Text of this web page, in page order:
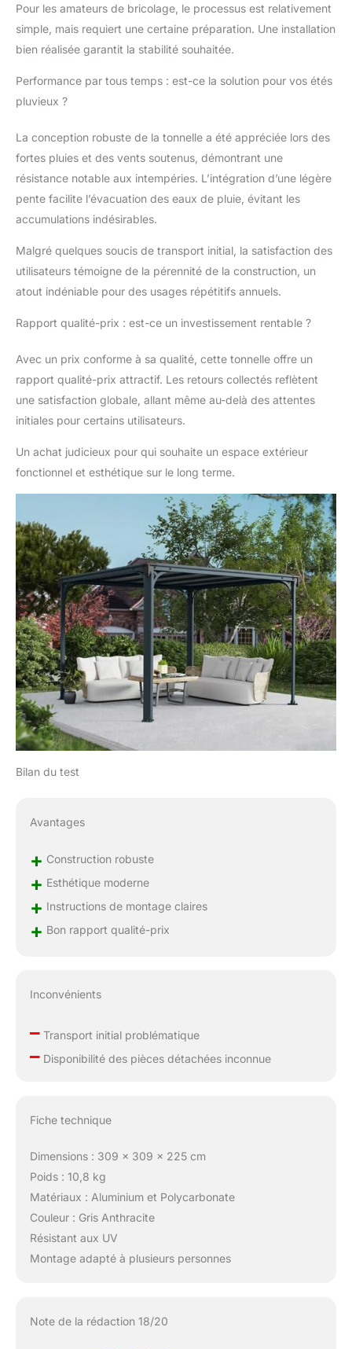
Pour les amateurs de bricolage, le processus est relativement
simple, mais requiert une certaine préparation. Une installation
bien réalisée garantit la stabilité souhaitée.
Performance par tous temps : est-ce la solution pour vos étés
pluvieux ?
La conception robuste de la tonnelle a été appréciée lors des
fortes pluies et des vents soutenus, démontrant une
résistance notable aux intempéries. L’intégration d’une légère
pente facilite l’évacuation des eaux de pluie, évitant les
accumulations indésirables.
Malgré quelques soucis de transport initial, la satisfaction des
utilisateurs témoigne de la pérennité de la construction, un
atout indéniable pour des usages répétitifs annuels.
Rapport qualité-prix : est-ce un investissement rentable ?
Avec un prix conforme à sa qualité, cette tonnelle offre un
rapport qualité-prix attractif. Les retours collectés reflètent
une satisfaction globale, allant même au-delà des attentes
initiales pour certains utilisateurs.
Un achat judicieux pour qui souhaite un espace extérieur
fonctionnel et esthétique sur le long terme.
Bilan du test
Avantages
+ Construction robuste
+ Esthétique moderne
+ Instructions de montage claires
+ Bon rapport qualité-prix
Inconvénients
–Transport initial problématique
–Disponibilité des pièces détachées inconnue
Fiche technique
Dimensions : 309 x 309 x 225 cm
Poids : 10,8 kg
Matériaux : Aluminium et Polycarbonate
Couleur : Gris Anthracite
Résistant aux UV
Montage adapté à plusieurs personnes
Note de la rédaction 18/20